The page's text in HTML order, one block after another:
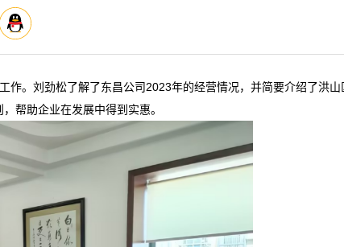
作。刘劲松了解了东昌公司2023年的经营情况，并简要介绍了洪
帮助企业在发展中得到实惠。